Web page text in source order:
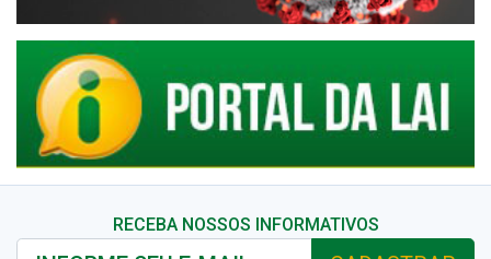
RECEBA NOSSOS INFORMATIVOS